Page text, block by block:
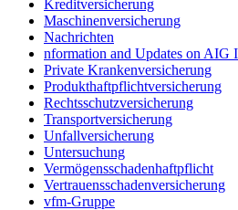
Kreditversicherung
Maschinenversicherung
Nachrichten
nformation and Updates on AIG
Private Krankenversicherung
Produkthaftpflichtversicherung
Rechtsschutzversicherung
Transportversicherung
Unfallversicherung
Untersuchung
Vermögensschadenhaftpflicht
Vertrauensschadenversicherung
vfm-Gruppe